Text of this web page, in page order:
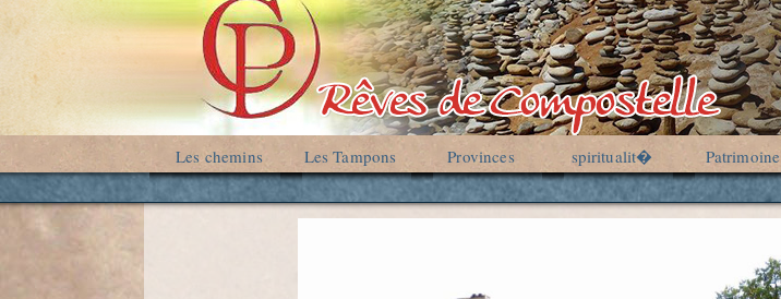
Les chemins Les Tampons Provinces spiritualit� Patrimoine